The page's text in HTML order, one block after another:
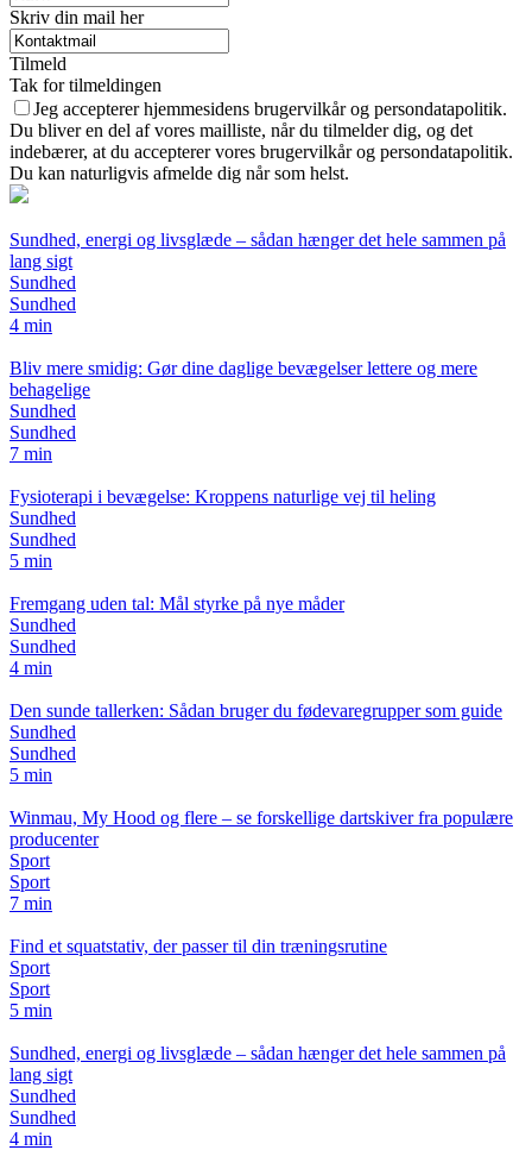
Skriv din mail her
Tilmeld
Tak for tilmeldingen
Jeg accepterer hjemmesidens brugervilkår og persondatapolitik.
Du bliver en del af vores mailliste, når du tilmelder dig, og det
indebærer, at du accepterer vores brugervilkår og persondatapolitik.
Du kan naturligvis afmelde dig når som helst.
Sundhed, energi og livsglæde – sådan hænger det hele sammen på
lang sigt
Sundhed
Sundhed
4 min
Bliv mere smidig: Gør dine daglige bevægelser lettere og mere
behagelige
Sundhed
Sundhed
7 min
Fysioterapi i bevægelse: Kroppens naturlige vej til heling
Sundhed
Sundhed
5 min
Fremgang uden tal: Mål styrke på nye måder
Sundhed
Sundhed
4 min
Den sunde tallerken: Sådan bruger du fødevaregrupper som guide
Sundhed
Sundhed
5 min
Winmau, My Hood og flere – se forskellige dartskiver fra populære
producenter
Sport
Sport
7 min
Find et squatstativ, der passer til din træningsrutine
Sport
Sport
5 min
Sundhed, energi og livsglæde – sådan hænger det hele sammen på
lang sigt
Sundhed
Sundhed
4 min